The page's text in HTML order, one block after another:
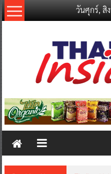
Skip
to
วันศุกร์, สิ
Thailand
New